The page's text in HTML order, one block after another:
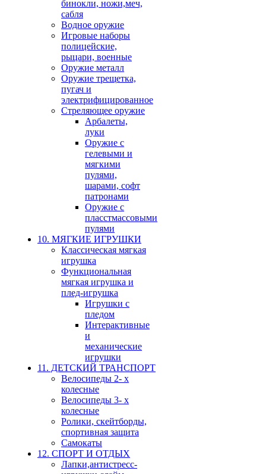
бинокли, ножи,меч,
сабля
Водное оружие
Игровые наборы
полицейские,
рыцари, военные
Оружие металл
Оружие трещетка,
пугач и
электрифицированное
Стреляющее оружие
Арбалеты,
луки
Оружие с
гелевыми и
мягкими
пулями,
шарами, софт
патронами
Оружие с
пласстмассовыми
пулями
10. МЯГКИЕ ИГРУШКИ
Классическая мягкая
игрушка
Функциональная
мягкая игрушка и
плед-игрушка
Игрушки с
пледом
Интерактивные
и
механические
игрушки
11. ДЕТСКИЙ ТРАНСПОРТ
Велосипеды 2- х
колесные
Велосипеды 3- х
колесные
Ролики, скейтборды,
спортивная защита
Самокаты
12. СПОРТ И ОТДЫХ
Лапки,антистресс-